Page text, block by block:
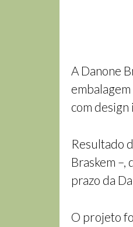
A Danone
com
Resultado
Braskem –,
prazo da
O projeto